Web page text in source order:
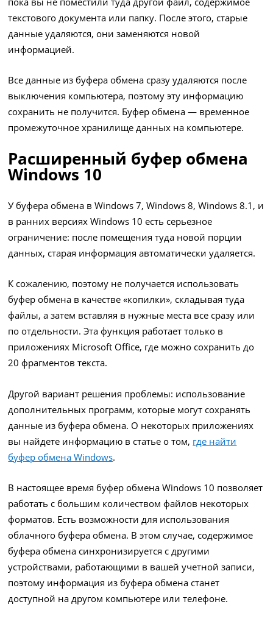
текстового документа или папку. После этого, старые
данные удаляются, они заменяются новой
информацией.
Все данные из буфера обмена сразу удаляются после
выключения компьютера, поэтому эту информацию
сохранить не получится. Буфер обмена — временное
промежуточное хранилище данных на компьютере.
Расширенный буфер обмена
Windows 10
У буфера обмена в Windows 7, Windows 8, Windows 8.1, и
в ранних версиях Windows 10 есть серьезное
ограничение: после помещения туда новой порции
данных, старая информация автоматически удаляется.
К сожалению, поэтому не получается использовать
буфер обмена в качестве «копилки», складывая туда
файлы, а затем вставляя в нужные места все сразу или
по отдельности. Эта функция работает только в
приложениях Microsoft Office, где можно сохранить до
20 фрагментов текста.
Другой вариант решения проблемы: использование
дополнительных программ, которые могут сохранять
данные из буфера обмена. О некоторых приложениях
вы найдете информацию в статье о том, где найти
буфер обмена Windows.
В настоящее время буфер обмена Windows 10 позволяет
работать с большим количеством файлов некоторых
форматов. Есть возможности для использования
облачного буфера обмена. В этом случае, содержимое
буфера обмена синхронизируется с другими
устройствами, работающими в вашей учетной записи,
поэтому информация из буфера обмена станет
доступной на другом компьютере или телефоне.